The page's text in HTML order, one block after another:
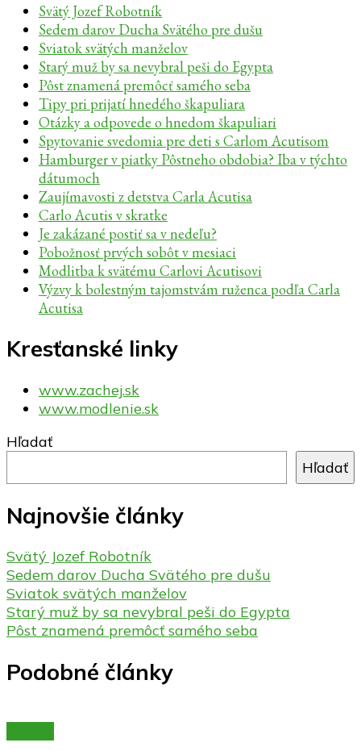
Svätý Jozef Robotník
Sedem darov Ducha Svätého pre dušu
Sviatok svätých manželov
Starý muž by sa nevybral peši do Egypta
Pôst znamená premôcť samého seba
Tipy pri prijatí hnedého škapuliara
Otázky a odpovede o hnedom škapuliari
Spytovanie svedomia pre deti s Carlom Acutisom
Hamburger v piatky Pôstneho obdobia? Iba v týchto
dátumoch
Zaujímavosti z detstva Carla Acutisa
Carlo Acutis v skratke
Je zakázané postiť sa v nedeľu?
Pobožnosť prvých sobôt v mesiaci
Modlitba k svätému Carlovi Acutisovi
Výzvy k bolestným tajomstvám ruženca podľa Carla
Acutisa
Kresťanské linky
www.zachej.sk
www.modlenie.sk
Hľadať
Hľadať
Najnovšie články
Svätý Jozef Robotník
Sedem darov Ducha Svätého pre dušu
Sviatok svätých manželov
Starý muž by sa nevybral peši do Egypta
Pôst znamená premôcť samého seba
Podobné články